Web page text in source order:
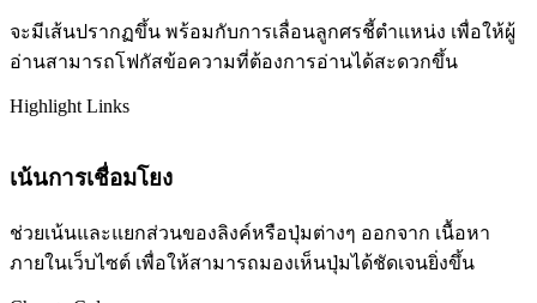
จะมีเส้นปรากฏขึ้น พร้อมกับการเลื่อนลูกศรชี้ตำแหน่ง เพื่อให้ผู้
อ่านสามารถโฟกัสข้อความที่ต้องการอ่านได้สะดวกขึ้น
Highlight Links
เน้นการเชื่อมโยง
ช่วยเน้นและแยกส่วนของลิงค์หรือปุ่มต่างๆ ออกจาก เนื้อหา
ภายในเว็บไซต์ เพื่อให้สามารถมองเห็นปุ่มได้ชัดเจนยิ่งขึ้น